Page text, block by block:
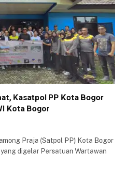
Kasatpol PP Kota Bogor
Kota Bogor
Praja (Satpol PP) Kota Bogor
digelar Persatuan Wartawan